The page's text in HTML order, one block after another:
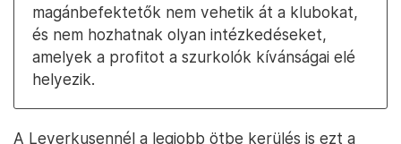
magánbefektetők nem vehetik át a klubokat,
és nem hozhatnak olyan intézkedéseket,
amelyek a profitot a szurkolók kívánságai elé
helyezik.
A Leverkusennél a legjobb ötbe kerülés is ezt a